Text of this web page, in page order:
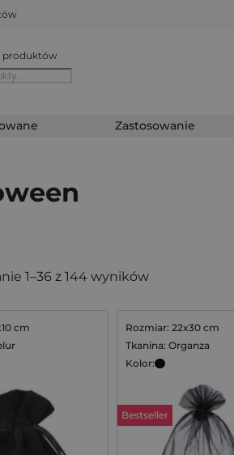
produktów
Zastosowanie
1–36 z 144 wyników
cm
Rozmiar: 22x30 cm
Tkanina: Organza
Kolor:
Bestseller